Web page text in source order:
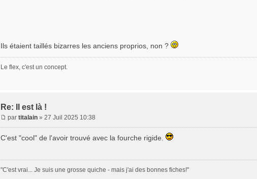
Ils étaient taillés bizarres les anciens proprios, non ?
Le flex, c'est un concept.
Re: Il est là !
par titalain » 27 Juil 2025 10:38
C'est "cool" de l'avoir trouvé avec la fourche rigide.
"C'est vrai... Je suis une grosse quiche - mais j'ai des bonnes fiches!"